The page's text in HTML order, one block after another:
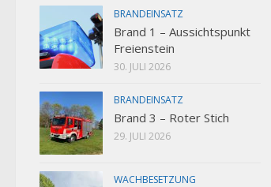
BRANDEINSATZ
Brand 1 – Aussichtspunkt
Freienstein
30. JULI 2026
BRANDEINSATZ
Brand 3 – Roter Stich
29. JULI 2026
WACHBESETZUNG